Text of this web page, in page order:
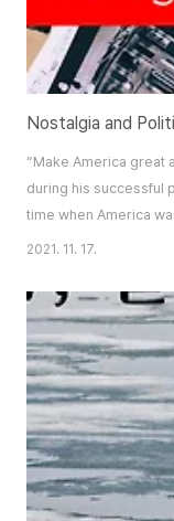
Nostalgia and
“Make America great
during his successful
time when America
prosperous (though
what is important is
American voters was
2021. 11. 17.